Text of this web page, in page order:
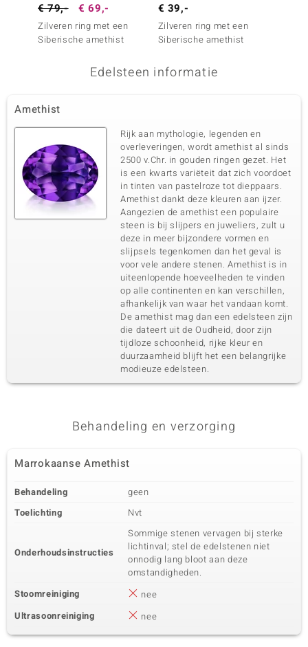
€ 79,- € 69,-
Zilveren ring met een
Siberische amethist
€ 39,-
Zilveren ring met een
Siberische amethist
Edelsteen informatie
Amethist
Rijk aan mythologie, legenden en
overleveringen, wordt amethist al sinds
2500 v.Chr. in gouden ringen gezet. Het
is een kwarts variëteit dat zich voordoet
in tinten van pastelroze tot dieppaars.
Amethist dankt deze kleuren aan ijzer.
Aangezien de amethist een populaire
steen is bij slijpers en juweliers, zult u
deze in meer bijzondere vormen en
slijpsels tegenkomen dan het geval is
voor vele andere stenen. Amethist is in
uiteenlopende hoeveelheden te vinden
op alle continenten en kan verschillen,
afhankelijk van waar het vandaan komt.
De amethist mag dan een edelsteen zijn
die dateert uit de Oudheid, door zijn
tijdloze schoonheid, rijke kleur en
duurzaamheid blijft het een belangrijke
modieuze edelsteen.
Behandeling en verzorging
Marrokaanse Amethist
Behandeling
geen
Toelichting
Nvt
Onderhoudsinstructies
Sommige stenen vervagen bij sterke
lichtinval; stel de edelstenen niet
onnodig lang bloot aan deze
omstandigheden.
Stoomreiniging
nee
Ultrasoonreiniging
nee